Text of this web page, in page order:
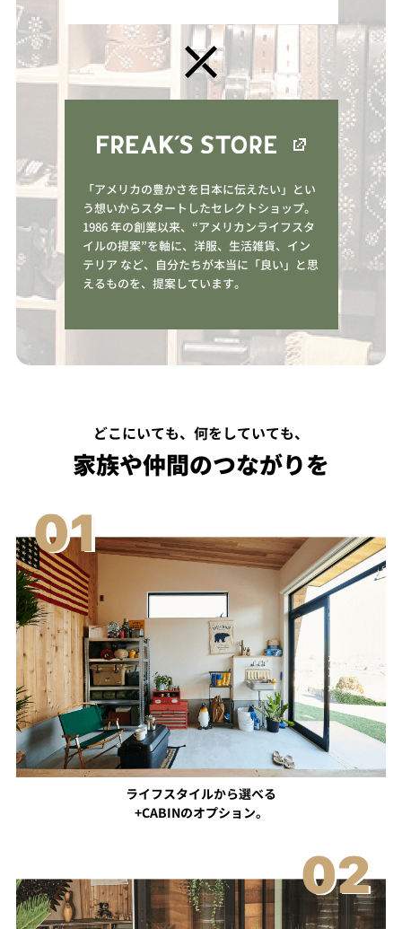
「アメリカの豊かさを日本に伝えたい」とい
う想いからスタートしたセレクトショップ。
1986 年の創業以来、“アメリカンライフスタ
イルの提案”を軸に、洋服、生活雑貨、イン
テリア など、自分たちが本当に「良い」と思
えるものを、提案しています。
どこにいても、何をしていても、
家族や仲間のつながりを
ライフスタイルから選べる
+CABINのオプション。